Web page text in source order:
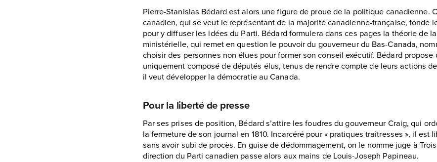
Pierre-Stanislas Bédard est alors une figure de proue de la politique canadienne.
canadien, qui se veut le représentant de la majorité canadienne-française, fonde
pour y diffuser les idées du Parti. Bédard formulera dans ces pages la théorie de
ministérielle, qui remet en question le pouvoir du gouverneur du Bas-Canada,
choisir des personnes non élues pour former son conseil exécutif. Bédard
uniquement composé de députés élus, tenus de rendre compte de leurs actions
il veut développer la démocratie au Canada.
Pour la liberté de presse
Par ses prises de position, Bédard s’attire les foudres du gouverneur Craig, qui
la fermeture de son journal en 1810. Incarcéré pour « pratiques traîtresses », il est
sans avoir subi de procès. En guise de dédommagement, on le nomme juge à
direction du Parti canadien passe alors aux mains de Louis-Joseph Papineau.